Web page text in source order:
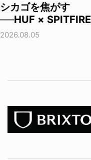
シカゴを焦がす
──HUF × SPITFIRE
2026.08.05